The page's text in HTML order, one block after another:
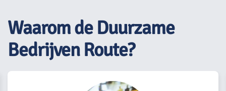
Waarom de Duurzame
Bedrijven Route?